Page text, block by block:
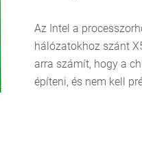
Az Intel a
hálózatokhoz szánt
arra számít, hogy a
építeni, és nem kell